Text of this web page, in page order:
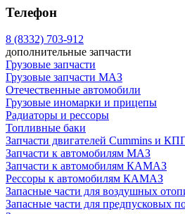
Телефон
8 (8332) 703-912
дополнительные запчасти
Грузовые запчасти
Грузовые запчасти МАЗ
Отечественные автомобили
Грузовые иномарки и прицепы
Радиаторы и рессоры
Топливные баки
Запчасти двигателей Cummins и
Запчасти к автомобилям МАЗ
Запчасти к автомобилям КАМАЗ
Рессоры к автомобилям КАМАЗ
Запасные части для воздушных
Запасные части для предпусковых